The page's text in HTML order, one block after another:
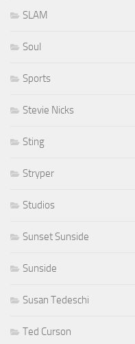
SLAM
Soul
Sports
Stevie Nicks
Sting
Stryper
Studios
Sunset Sunside
Sunside
Susan Tedeschi
Ted Curson